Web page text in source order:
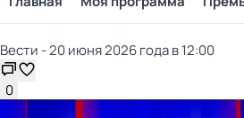
Вести - 20 июня 2026 года в 12:00
0